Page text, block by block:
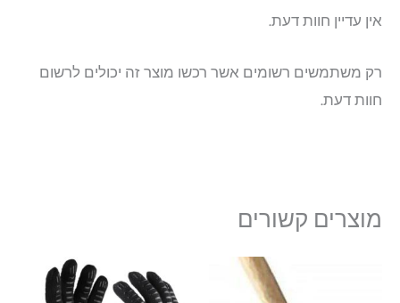
אין עדיין חוות דעת.
רק משתמשים רשומים אשר רכשו מוצר זה יכולים לרשום
חוות דעת.
מוצרים קשורים